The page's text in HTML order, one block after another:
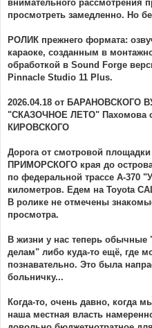
внимательного рассмотрения
просмотреть замедленно. Но
РОЛИК прежнего формата:
караоке, созданным в
обработкой в Sound Forge
Pinnacle Studio 11 Plus.
2026.04.18 от БАРАНОВСКОГО
"СКАЗОЧНОЕ ЛЕТО" Пахомова
КИРОВСКОГО
Дорога от смотровой
ПРИМОРСКОГО края до
по федеральной трассе А-370
километров. Едем на Toyota
В ролике не отмечены
просмотра.
В жизни у нас теперь
делам" либо куда-то ещё, где
познавательно. Это была
больничку...
Когда-то, очень давно, когда
наша местная власть